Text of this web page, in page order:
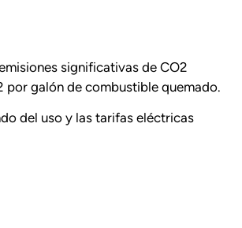
significativas de CO2
por galón de combustible quemado.
del uso y las tarifas eléctricas